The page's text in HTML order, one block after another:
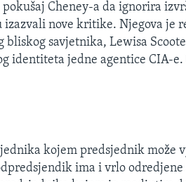
Cheney-a da ignorira
nove kritike. Njegova je
bliskog savjetnika, Lewisa
identiteta jedne agentice CIA-e.
kojem predsjednik može
ima i vrlo odredjene